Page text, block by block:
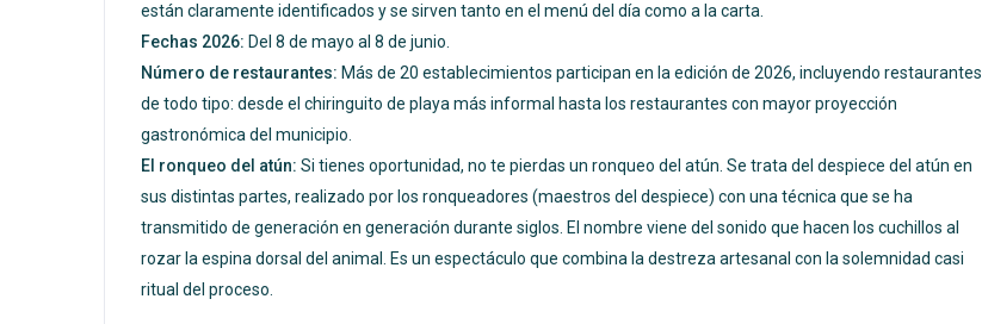
están claramente identificados y se sirven tanto en el menú del día como a la carta.
Fechas 2026: Del 8 de mayo al 8 de junio.
Número de restaurantes: Más de 20 establecimientos participan en la edición de 2026, incluyendo restaurantes
de todo tipo: desde el chiringuito de playa más informal hasta los restaurantes con mayor proyección
gastronómica del municipio.
El ronqueo del atún: Si tienes oportunidad, no te pierdas un ronqueo del atún. Se trata del despiece del atún en
sus distintas partes, realizado por los ronqueadores (maestros del despiece) con una técnica que se ha
transmitido de generación en generación durante siglos. El nombre viene del sonido que hacen los cuchillos al
rozar la espina dorsal del animal. Es un espectáculo que combina la destreza artesanal con la solemnidad casi
ritual del proceso.